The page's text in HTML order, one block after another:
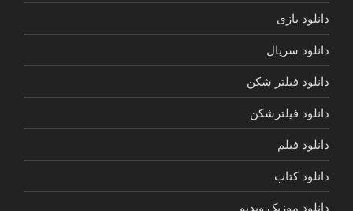
دانلود بازی
دانلود سریال
دانلود فیلتر شکن
دانلود فیلترشکن
دانلود فیلم
دانلود کتاب
دانلود موزیک ویدیو